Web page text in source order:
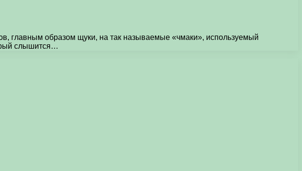
главным образом щуки, на так называемые «чмаки», используемый
слышится…